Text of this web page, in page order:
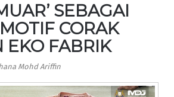
SEBAGAI
CORAK
EKO FABRIK
Mohd Ariffin